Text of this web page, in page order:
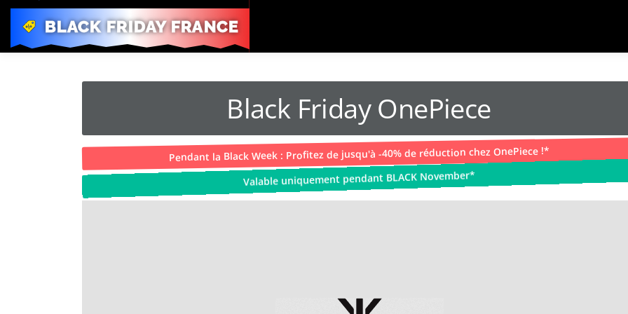
BLACK FRIDAY FRANCE
Black Friday OnePiece
Pendant la Black Week : Profitez de jusqu'à -40% de réduction chez OnePiece !*
Valable uniquement pendant BLACK November*